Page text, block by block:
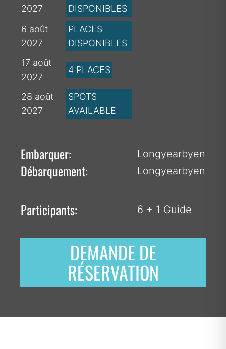
2027
DISPONIBLES
6 août
2027
PLACES
DISPONIBLES
17 août
2027
4 PLACES
28 août
2027
SPOTS
AVAILABLE
Embarquer: Longyearbyen
Débarquement: Longyearbyen
Participants: 6 + 1 Guide
DEMANDE DE
RÉSERVATION